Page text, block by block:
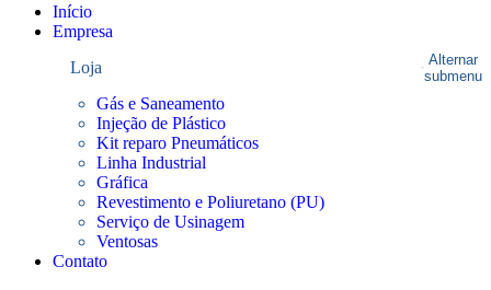
Início
Empresa
Loja
Alternar
submenu
Gás e Saneamento
Injeção de Plástico
Kit reparo Pneumáticos
Linha Industrial
Gráfica
Revestimento e Poliuretano (PU)
Serviço de Usinagem
Ventosas
Contato